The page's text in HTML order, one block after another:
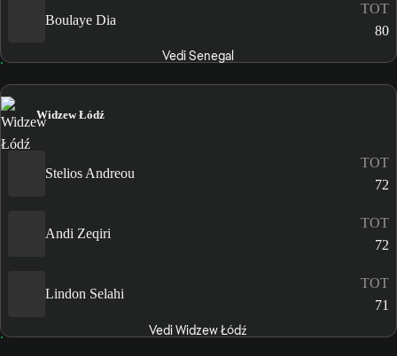
Boulaye Dia
TOT
80
Vedi Senegal
Widzew Łódź
Stelios Andreou
TOT
72
Andi Zeqiri
TOT
72
Lindon Selahi
TOT
71
Vedi Widzew Łódź